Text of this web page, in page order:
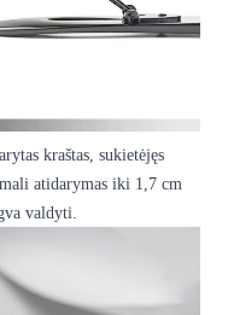
kraštas, sukietėjęs
atidarymas iki 1,7 cm
valdyti.